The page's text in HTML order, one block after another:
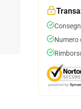
Numero